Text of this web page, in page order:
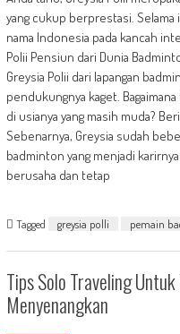
yang cukup berprestasi. Selama
nama Indonesia pada kancah
Polii Pensiun dari Dunia
Greysia Polii dari lapangan
pendukungnya kaget.
di usianya yang masih muda?
Sebenarnya, Greysia sudah
badminton yang menjadi
berusaha dan tetap
Tagged greysia polli pemain
Tips Solo Traveling
Menyenangkan